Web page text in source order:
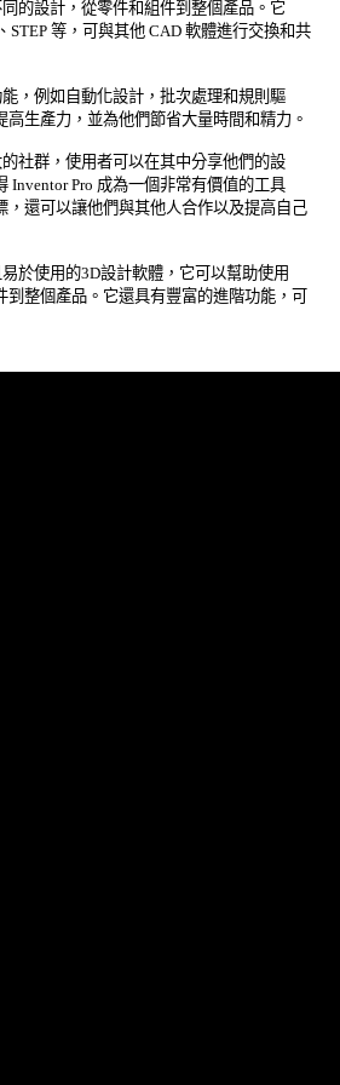
的設計，從零件和組件到整個產品。它
STEP 等，可與其他 CAD 軟體進行交換和共
，例如自動化設計，批次處理和規則驅
生產力，並為他們節省大量時間和精力。
社群，使用者可以在其中分享他們的設
Inventor Pro 成為一個非常有價值的工具
，還可以讓他們與其他人合作以及提高自己
於使用的3D設計軟體，它可以幫助使用
整個產品。它還具有豐富的進階功能，可